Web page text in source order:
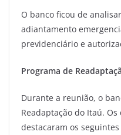
O banco ficou de
adiantamento
previdenciário e
Programa de
Durante a reunião, o
Readaptação do Itaú.
destacaram os